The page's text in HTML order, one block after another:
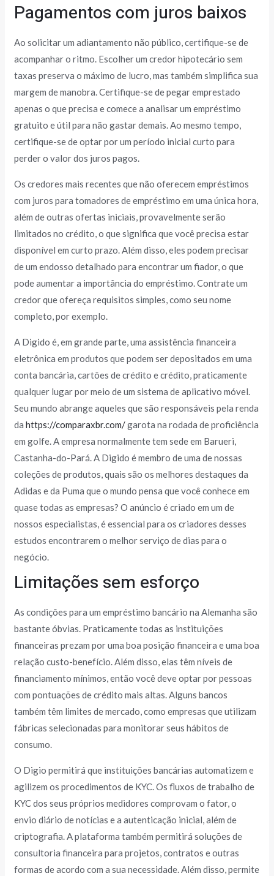
Pagamentos com juros baixos
Ao solicitar um adiantamento não público, certifique-se de
acompanhar o ritmo. Escolher um credor hipotecário sem
taxas preserva o máximo de lucro, mas também simplifica sua
margem de manobra. Certifique-se de pegar emprestado
apenas o que precisa e comece a analisar um empréstimo
gratuito e útil para não gastar demais. Ao mesmo tempo,
certifique-se de optar por um período inicial curto para
perder o valor dos juros pagos.
Os credores mais recentes que não oferecem empréstimos
com juros para tomadores de empréstimo em uma única hora,
além de outras ofertas iniciais, provavelmente serão
limitados no crédito, o que significa que você precisa estar
disponível em curto prazo. Além disso, eles podem precisar
de um endosso detalhado para encontrar um fiador, o que
pode aumentar a importância do empréstimo. Contrate um
credor que ofereça requisitos simples, como seu nome
completo, por exemplo.
A Digido é, em grande parte, uma assistência financeira
eletrônica em produtos que podem ser depositados em uma
conta bancária, cartões de crédito e crédito, praticamente
qualquer lugar por meio de um sistema de aplicativo móvel.
Seu mundo abrange aqueles que são responsáveis ​​pela renda
dahttps://comparaxbr.com/garota na rodada de proficiência
em golfe. A empresa normalmente tem sede em Barueri,
Castanha-do-Pará. A Digido é membro de uma de nossas
coleções de produtos, quais são os melhores destaques da
Adidas e da Puma que o mundo pensa que você conhece em
quase todas as empresas? O anúncio é criado em um de
nossos especialistas, é essencial para os criadores desses
estudos encontrarem o melhor serviço de dias para o
negócio.
Limitações sem esforço
As condições para um empréstimo bancário na Alemanha são
bastante óbvias. Praticamente todas as instituições
financeiras prezam por uma boa posição financeira e uma boa
relação custo-benefício. Além disso, elas têm níveis de
financiamento mínimos, então você deve optar por pessoas
com pontuações de crédito mais altas. Alguns bancos
também têm limites de mercado, como empresas que utilizam
fábricas selecionadas para monitorar seus hábitos de
consumo.
O Digio permitirá que instituições bancárias automatizem e
agilizem os procedimentos de KYC. Os fluxos de trabalho de
KYC dos seus próprios medidores comprovam o fator, o
envio diário de notícias e a autenticação inicial, além de
criptografia. A plataforma também permitirá soluções de
consultoria financeira para projetos, contratos e outras
formas de acordo com a sua necessidade. Além disso, permite